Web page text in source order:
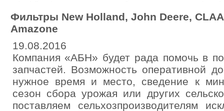
Фильтры New Holland, John Deere,
Amazone
19.08.2016
Компания «АБН» будет рада помочь в
запчастей. Возможность оперативной
нужное время и место, сведение к
сезон сбора урожая или других
поставляем сельхозпроизводителям